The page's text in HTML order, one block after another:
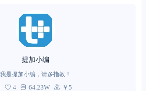
提加小编
我是提加小编，请多指教！
4 64.23W ￥5